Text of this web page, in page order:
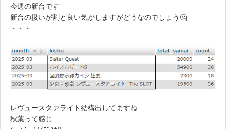
今週の新台です
新台の扱いが割と良い気がしますがどうなのでしょう🤔
・・・
レヴュースタァライト結構出してますね
秋葉って感じ